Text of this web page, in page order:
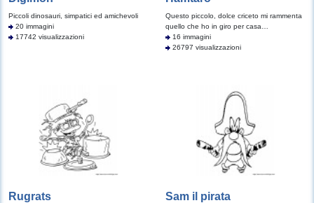
Piccoli dinosauri, simpatici ed amichevoli
20 immagini
17742 visualizzazioni
Questo piccolo, dolce criceto mi rammenta
quello che ho in giro per casa…
16 immagini
26797 visualizzazioni
Rugrats Sam il pirata